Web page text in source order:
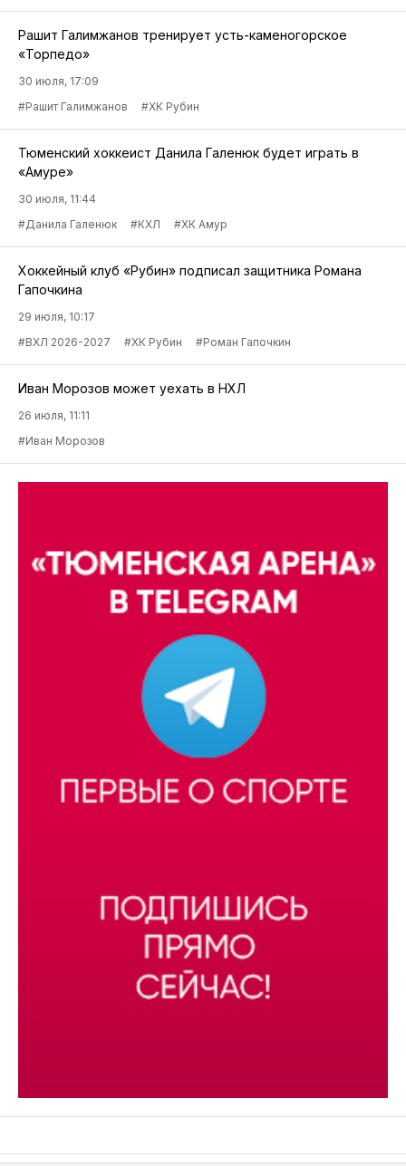
Рашит Галимжанов тренирует усть-каменогорское
«Торпедо»
30 июля, 17:09
#Рашит Галимжанов
#ХК Рубин
Тюменский хоккеист Данила Галенюк будет играть в
«Амуре»
30 июля, 11:44
#Данила Галенюк
#КХЛ #ХК Амур
Хоккейный клуб «Рубин» подписал защитника Романа
Гапочкина
29 июля, 10:17
#ВХЛ 2026-2027
#ХК Рубин #Роман Гапочкин
Иван Морозов может уехать в НХЛ
26 июля, 11:11
#Иван Морозов